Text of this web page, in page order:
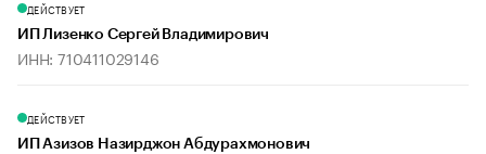
ДЕЙСТВУЕТ
ИП Лизенко Сергей Владимирович
ИНН: 710411029146
ДЕЙСТВУЕТ
ИП Азизов Назирджон Абдурахмонович